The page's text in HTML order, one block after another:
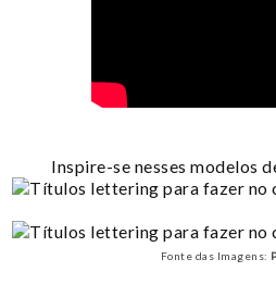
Inspire-se nesses modelos
Fonte das Imagens: